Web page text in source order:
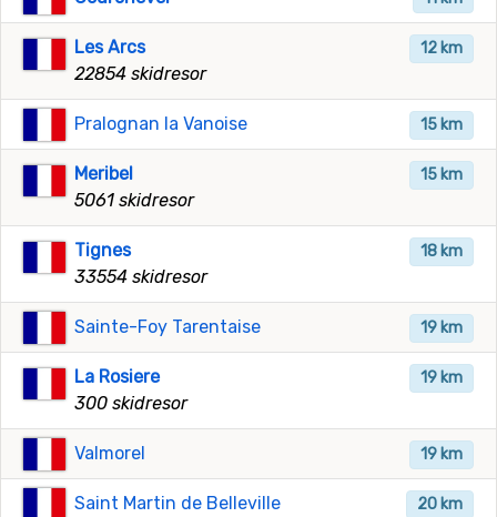
12 km
Les Arcs
22854 skidresor
15 km
Pralognan la Vanoise
15 km
Meribel
5061 skidresor
18 km
Tignes
33554 skidresor
19 km
Sainte-Foy Tarentaise
19 km
La Rosiere
300 skidresor
19 km
Valmorel
20 km
Saint Martin de Belleville